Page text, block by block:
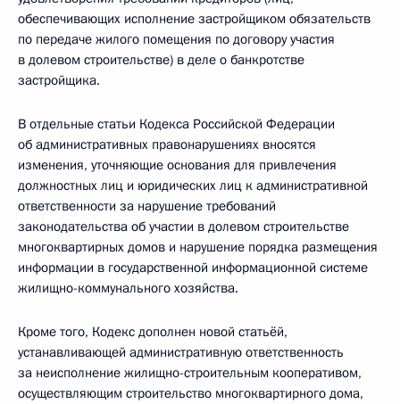
обеспечивающих исполнение застройщиком обязательств
по передаче жилого помещения по договору участия
в долевом строительстве) в деле о банкротстве
застройщика.
В отдельные статьи Кодекса Российской Федерации
об административных правонарушениях вносятся
изменения, уточняющие основания для привлечения
должностных лиц и юридических лиц к административной
ответственности за нарушение требований
законодательства об участии в долевом строительстве
многоквартирных домов и нарушение порядка размещения
информации в государственной информационной системе
жилищно-коммунального хозяйства.
Кроме того, Кодекс дополнен новой статьёй,
устанавливающей административную ответственность
за неисполнение жилищно-строительным кооперативом,
осуществляющим строительство многоквартирного дома,